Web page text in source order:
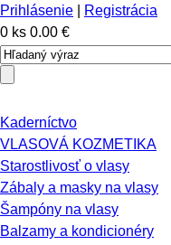
Prihlásenie
Registrácia
0 ks 0.00 €
Kaderníctvo
VLASOVÁ KOZMETIKA
Starostlivosť o vlasy
Zábaly a masky na vlasy
Šampóny na vlasy
Balzamy a kondicionéry